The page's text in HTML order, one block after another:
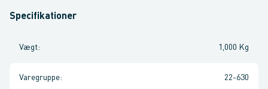
Specifikationer
Vægt: 1,000 Kg
Varegruppe: 22-630